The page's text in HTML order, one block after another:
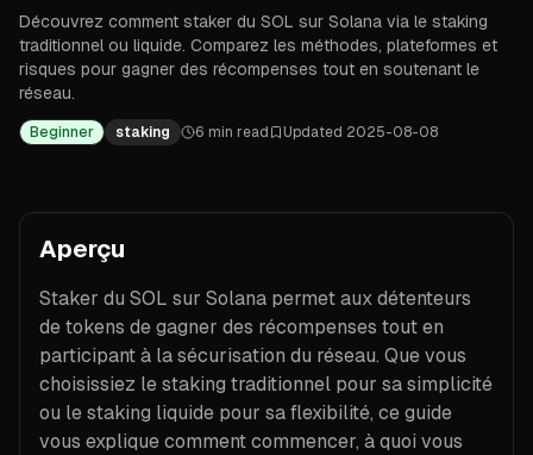
Découvrez comment staker du SOL sur Solana via le staking
traditionnel ou liquide. Comparez les méthodes, plateformes et
risques pour gagner des récompenses tout en soutenant le
réseau.
Beginner staking 6 min read Updated 2025-08-08
Aperçu
Staker du SOL sur Solana permet aux détenteurs
de tokens de gagner des récompenses tout en
participant à la sécurisation du réseau. Que vous
choisissiez le staking traditionnel pour sa simplicité
ou le staking liquide pour sa flexibilité, ce guide
vous explique comment commencer, à quoi vous